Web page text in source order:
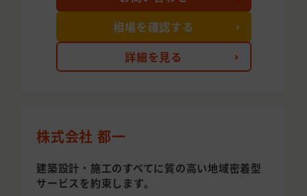
詳細を見る
相場を確認する
株式会社 都一
建築設計・施工のすべてに質の高い地域密着型
サービスを約束します。